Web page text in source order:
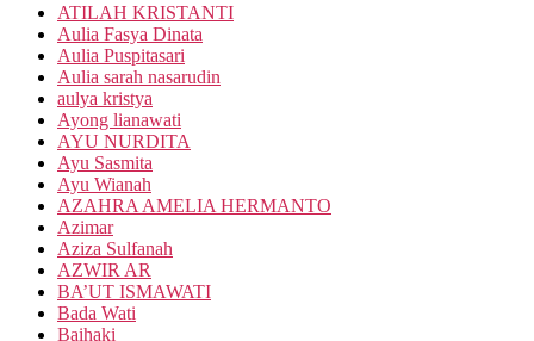
ATILAH KRISTANTI
Aulia Fasya Dinata
Aulia Puspitasari
Aulia sarah nasarudin
aulya kristya
Ayong lianawati
AYU NURDITA
Ayu Sasmita
Ayu Wianah
AZAHRA AMELIA HERMANTO
Azimar
Aziza Sulfanah
AZWIR AR
BA’UT ISMAWATI
Bada Wati
Baihaki